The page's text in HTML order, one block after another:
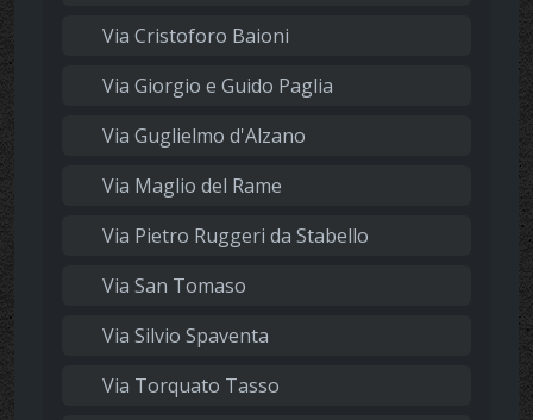
Via Cristoforo Baioni
Via Giorgio e Guido Paglia
Via Guglielmo d'Alzano
Via Maglio del Rame
Via Pietro Ruggeri da Stabello
Via San Tomaso
Via Silvio Spaventa
Via Torquato Tasso